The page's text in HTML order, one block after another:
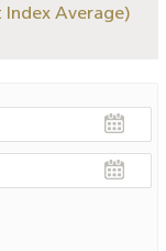
Index Average)